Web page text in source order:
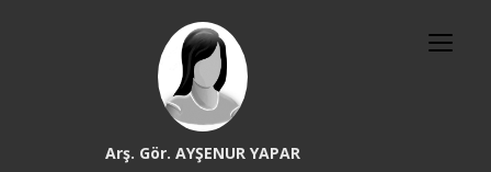
Arş. Gör. AYŞENUR YAPAR